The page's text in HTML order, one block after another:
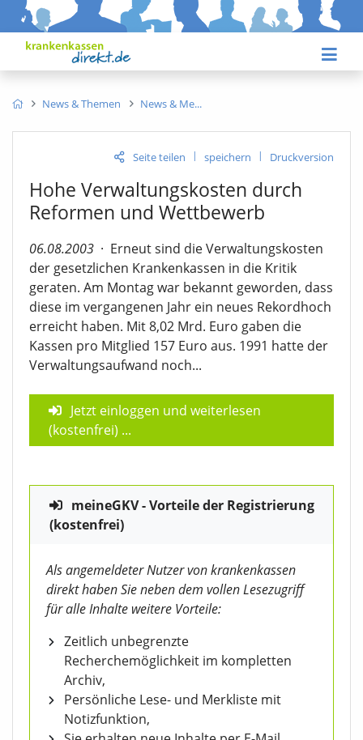
News & Themen News & Me
Seite teilen | speichern | Druckversion
Hohe Verwaltungskosten durch
Reformen und Wettbewerb
06.08.2003 · Erneut sind die Verwaltungskosten
der gesetzlichen Krankenkassen in die Kritik
geraten. Am Montag war bekannt geworden, dass
diese im vergangenen Jahr ein neues Rekordhoch
erreicht haben. Mit 8,02 Mrd. Euro gaben die
Kassen pro Mitglied 157 Euro aus. 1991 hatte der
Verwaltungsaufwand noch...
Jetzt einloggen und weiterlesen
(kostenfrei) ...
meineGKV - Vorteile der Registrierung
(kostenfrei)
Als angemeldeter Nutzer von krankenkassen
direkt haben Sie neben dem vollen Lesezugriff
für alle Inhalte weitere Vorteile:
Zeitlich unbegrenzte
Recherchemöglichkeit im kompletten
Archiv,
Persönliche Lese- und Merkliste mit
Notizfunktion,